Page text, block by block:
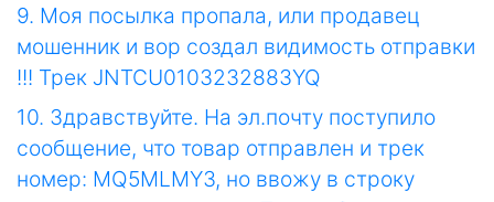
9. Моя посылка пропала, или продавец
мошенник и вор создал видимость отправки
!!! Трек JNTCU0103232883YQ
10. Здравствуйте. На эл.почту поступило
сообщение, что товар отправлен и трек
номер: MQ5MLMY3, но ввожу в строку